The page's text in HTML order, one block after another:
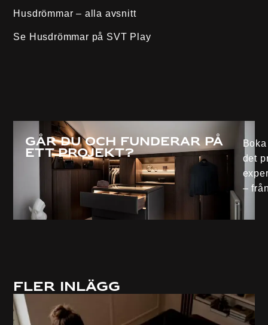
Husdrömmar – alla avsnitt
Se Husdrömmar på SVT Play
Går du och funderar på
ett projekt?
det
–
Fler inlägg